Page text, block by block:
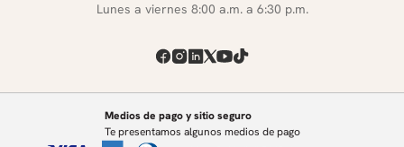
Lunes a viernes 8:00 a.m. a 6:30 p.m.
Medios de pago y sitio seguro
Te presentamos algunos medios de pago